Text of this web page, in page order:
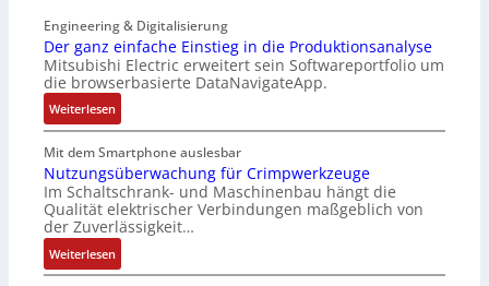
i
t
E
n
c
o
d
e
r
i
a
n
g
u
l
a
t
i
o
n
t
e
i
l
e
r
h
ä
l
S
c
h
n
s
o
r
l
o
s
e
F
a
n
g
s
Engineering & Digitalisierung
Der ganz einfache Einstieg in die Produktionsanalyse
Mitsubishi Electric erweitert sein Softwareportfolio um
die browserbasierte DataNavigateApp.
Weiterlesen:
D
e
r
g
a
n
z
e
Mit dem Smartphone auslesbar
Nutzungsüberwachung für Crimpwerkzeuge
Im Schaltschrank- und Maschinenbau hängt die
Qualität elektrischer Verbindungen maßgeblich von
der Zuverlässigkeit…
Weiterlesen:
N